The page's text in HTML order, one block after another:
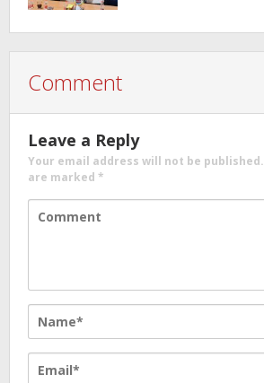
Comment
Leave a Reply
Your email address will not be published.
are marked *